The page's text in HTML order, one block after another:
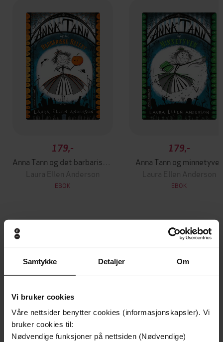
Samtykke Detaljer Om
Vi bruker cookies
Våre nettsider benytter cookies (informasjonskapsler). Vi
bruker cookies til:
Nødvendige funksjoner på nettsiden (Nødvendige)
179,-
Laura Ellen Anderson
EBOK
179,-
Anna Tann og minnetyven
Laura Ellen Anderson
EBOK
Andre har også kjøpt
Premium